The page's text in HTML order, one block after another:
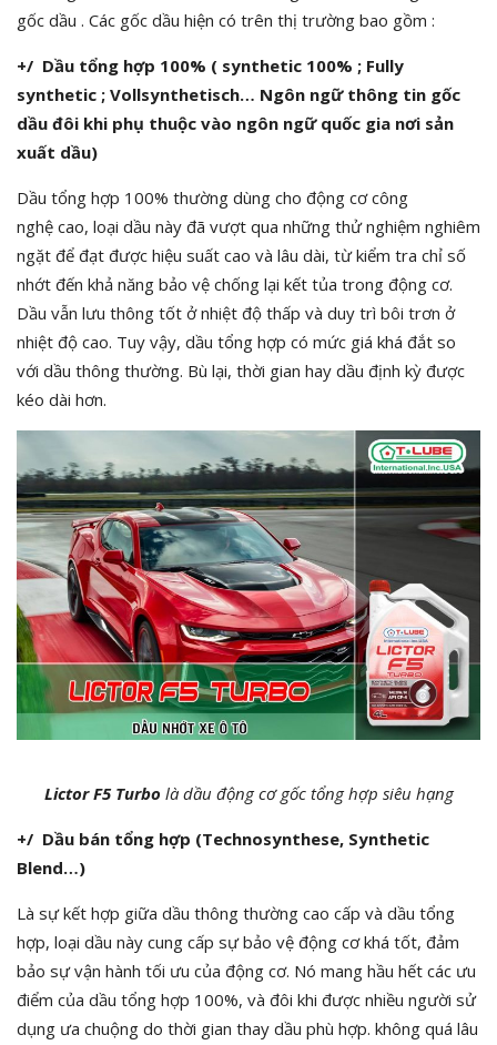
gốc dầu . Các gốc dầu hiện có trên thị trường bao gồm :
+/ Dầu tổng hợp 100% ( synthetic 100% ; Fully
synthetic ; Vollsynthetisch… Ngôn ngữ thông tin gốc
dầu đôi khi phụ thuộc vào ngôn ngữ quốc gia nơi sản
xuất dầu)
Dầu tổng hợp 100% thường dùng cho động cơ công
nghệ cao, loại dầu này đã vượt qua những thử nghiệm nghiêm
ngặt để đạt được hiệu suất cao và lâu dài, từ kiểm tra chỉ số
nhớt đến khả năng bảo vệ chống lại kết tủa trong động cơ.
Dầu vẫn lưu thông tốt ở nhiệt độ thấp và duy trì bôi trơn ở
nhiệt độ cao. Tuy vậy, dầu tổng hợp có mức giá khá đắt so
với dầu thông thường. Bù lại, thời gian hay dầu định kỳ được
kéo dài hơn.
Lictor F5 Turbo là dầu động cơ gốc tổng hợp siêu hạng
+/ Dầu bán tổng hợp (Technosynthese, Synthetic
Blend…)
Là sự kết hợp giữa dầu thông thường cao cấp và dầu tổng
hợp, loại dầu này cung cấp sự bảo vệ động cơ khá tốt, đảm
bảo sự vận hành tối ưu của động cơ. Nó mang hầu hết các ưu
điểm của dầu tổng hợp 100%, và đôi khi được nhiều người sử
dụng ưa chuộng do thời gian thay dầu phù hợp. không quá lâu